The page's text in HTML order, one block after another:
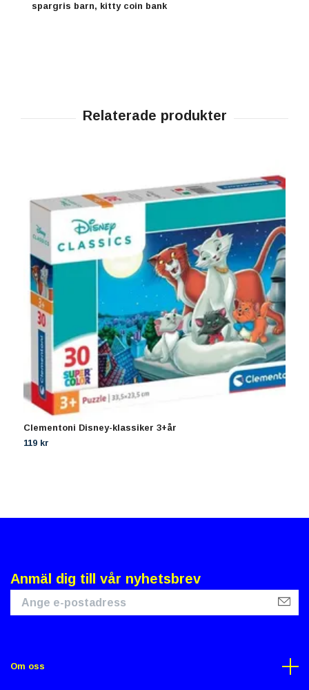
spargris barn, kitty coin bank
Clementoni Disney-klassiker 3+år
119 kr
Anmäl dig till vår nyhetsbrev
Om oss